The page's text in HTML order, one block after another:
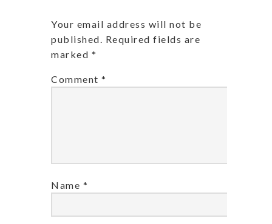
Your email address will not be
published. Required fields are
marked *
Comment *
Name *